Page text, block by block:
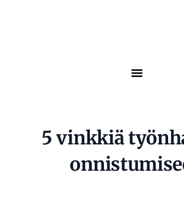
5 vinkkiä